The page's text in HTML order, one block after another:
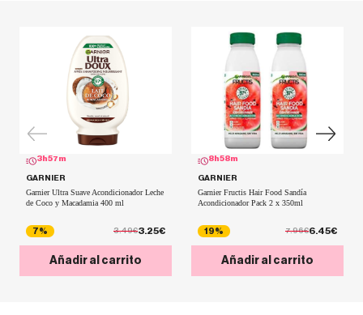
3 h57 m
GARNIER
Garnier Ultra Suave Acondicionador Leche
de Coco y Macadamia 400 ml
7% 3.49€3.25€
Añadir al carrito
8 h58m
GARNIER
Garnier Fructis Hair Food Sandía
Acondicionador Pack 2 x 350ml
19% 7.96€6.45€
Añadir al carrito